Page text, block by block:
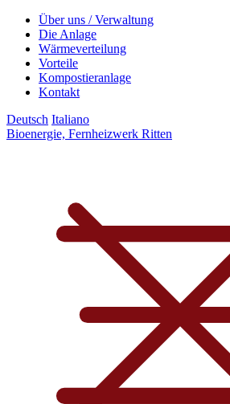
Über uns / Verwaltung
Die Anlage
Wärmeverteilung
Vorteile
Kompostieranlage
Kontakt
Deutsch Italiano
Bioenergie, Fernheizwerk Ritten